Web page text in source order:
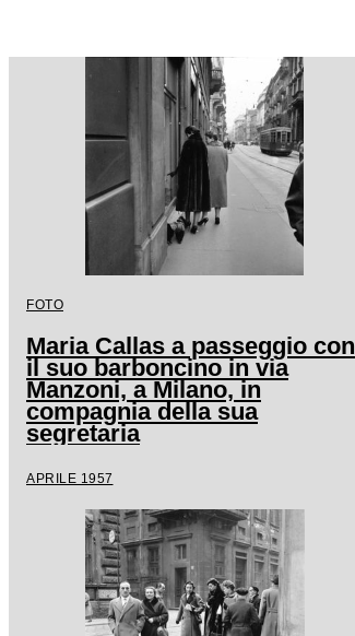
FOTO
Maria Callas a passeggio con
il suo barboncino in via
Manzoni, a Milano, in
compagnia della sua
segretaria
APRILE 1957